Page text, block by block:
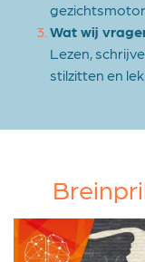
Wat wij
Lezen,
stilzitten en